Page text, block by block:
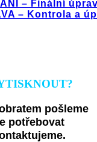
– Finální
– Kontrola a
pošleme
potřebovat